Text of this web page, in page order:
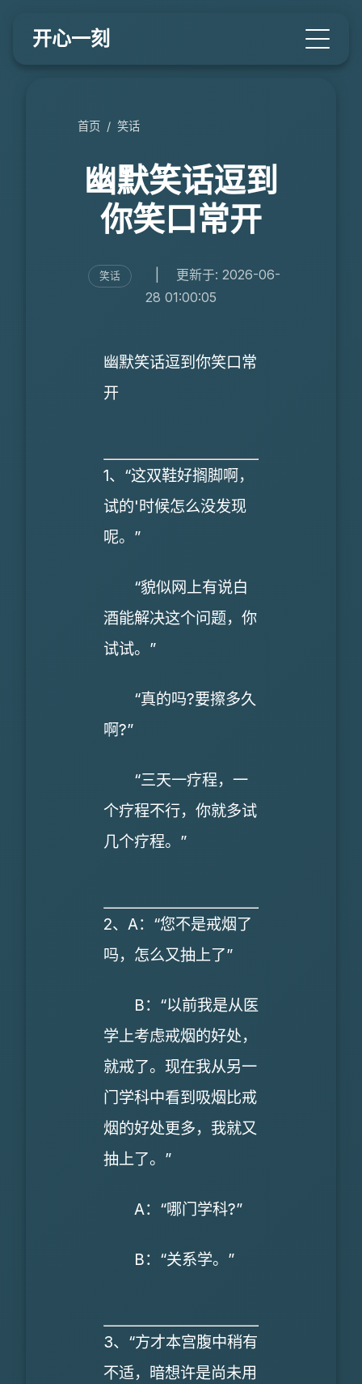
开心一刻
首页 / 笑话
幽默笑话逗到
你笑口常开
笑话
更新于: 2026-06-
28 01:00:05
幽默笑话逗到你笑口常
开
1、“这双鞋好搁脚啊，
试的'时候怎么没发现
呢。”
“貌似网上有说白
酒能解决这个问题，你
试试。”
“真的吗?要擦多久
啊?”
“三天一疗程，一
个疗程不行，你就多试
几个疗程。”
2、A：“您不是戒烟了
吗，怎么又抽上了”
B：“以前我是从医
学上考虑戒烟的好处，
就戒了。现在我从另一
门学科中看到吸烟比戒
烟的好处更多，我就又
抽上了。”
A：“哪门学科?”
B：“关系学。”
3、“方才本宫腹中稍有
不适，暗想许是尚未用